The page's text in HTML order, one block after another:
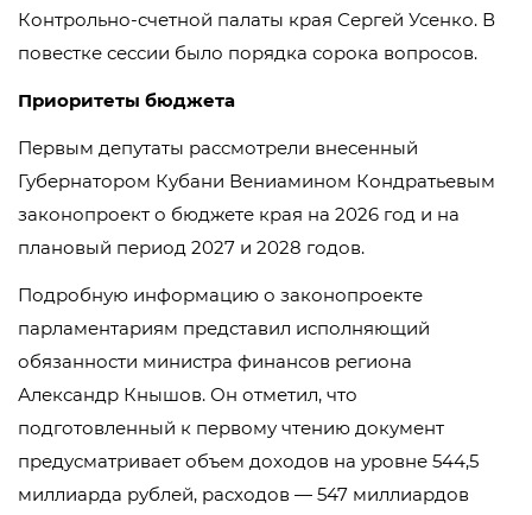
Контрольно-счетной палаты края Сергей Усенко. В
повестке сессии было порядка сорока вопросов.
Приоритеты бюджета
Первым депутаты рассмотрели внесенный
Губернатором Кубани Вениамином Кондратьевым
законопроект о бюджете края на 2026 год и на
плановый период 2027 и 2028 годов.
Подробную информацию о законопроекте
парламентариям представил исполняющий
обязанности министра финансов региона
Александр Кнышов. Он отметил, что
подготовленный к первому чтению документ
предусматривает объем доходов на уровне 544,5
миллиарда рублей, расходов — 547 миллиардов